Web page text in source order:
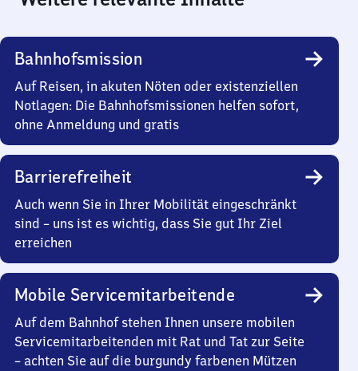
Bahnhofsmission
Auf Reisen, in akuten Nöten oder existenziellen
Notlagen: Die Bahnhofsmissionen helfen sofort,
ohne Anmeldung und gratis
Barrierefreiheit
Auch wenn Sie in Ihrer Mobilität eingeschränkt
sind – uns ist es wichtig, dass Sie gut Ihr Ziel
erreichen
Mobile Servicemitarbeitende
Auf dem Bahnhof stehen Ihnen unsere mobilen
Servicemitarbeitenden mit Rat und Tat zur Seite
– achten Sie auf die burgundy farbenen Mützen